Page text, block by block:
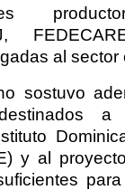
al sector
sostuvo
a
y al